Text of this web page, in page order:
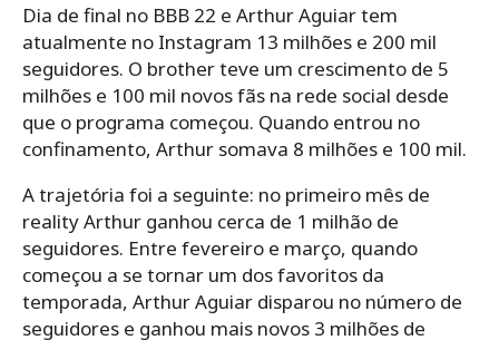
Dia de final no BBB 22 e Arthur Aguiar tem
atualmente no Instagram 13 milhões e 200 mil
seguidores. O brother teve um crescimento de 5
milhões e 100 mil novos fãs na rede social desde
que o programa começou. Quando entrou no
confinamento, Arthur somava 8 milhões e 100 mil.
A trajetória foi a seguinte: no primeiro mês de
reality Arthur ganhou cerca de 1 milhão de
seguidores. Entre fevereiro e março, quando
começou a se tornar um dos favoritos da
temporada, Arthur Aguiar disparou no número de
seguidores e ganhou mais novos 3 milhões de